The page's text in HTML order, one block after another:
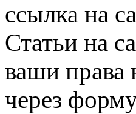
ссылка на
Статьи на
ваши права
через